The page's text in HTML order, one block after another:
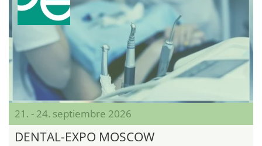
21. - 24. septiembre 2026
DENTAL-EXPO MOSCOW